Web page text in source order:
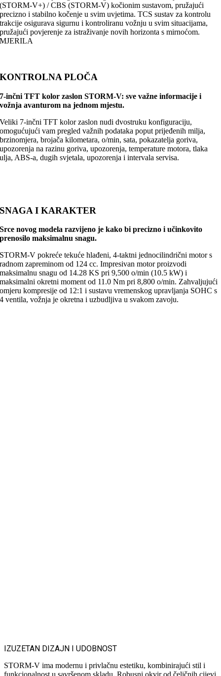
(STORM-V+) / CBS (STORM-V) kočionim sustavom, pružajući
precizno i stabilno kočenje u svim uvjetima. TCS sustav za kontrolu
trakcije osigurava sigurnu i kontroliranu vožnju u svim situacijama,
pružajući povjerenje za istraživanje novih horizonta s mirnoćom.
MJERILA
KONTROLNA PLOČA
7-inčni TFT kolor zaslon STORM-V: sve važne informacije i
vožnja avanturom na jednom mjestu.
Veliki 7-inčni TFT kolor zaslon nudi dvostruku konfiguraciju,
omogućujući vam pregled važnih podataka poput prijeđenih milja,
brzinomjera, brojača kilometara, o/min, sata, pokazatelja goriva,
upozorenja na razinu goriva, upozorenja, temperature motora, tlaka
ulja, ABS-a, dugih svjetala, upozorenja i intervala servisa.
SNAGA I KARAKTER
Srce novog modela razvijeno je kako bi precizno i učinkovito
prenosilo maksimalnu snagu.
STORM-V pokreće tekuće hlađeni, 4-taktni jednocilindrični motor s
radnom zapreminom od 124 cc. Impresivan motor proizvodi
maksimalnu snagu od 14.28 KS pri 9,500 o/min (10.5 kW) i
maksimalni okretni moment od 11.0 Nm pri 8,800 o/min. Zahvaljujući
omjeru kompresije od 12:1 i sustavu vremenskog upravljanja SOHC s
4 ventila, vožnja je okretna i uzbudljiva u svakom zavoju.
IZUZETAN DIZAJN I UDOBNOST
STORM-V ima modernu i privlačnu estetiku, kombinirajući stil i